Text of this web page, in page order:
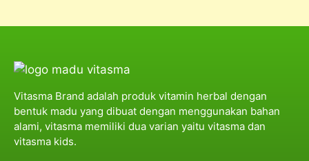
Vitasma Brand adalah produk vitamin herbal dengan
bentuk madu yang dibuat dengan menggunakan bahan
alami, vitasma memiliki dua varian yaitu vitasma dan
vitasma kids.